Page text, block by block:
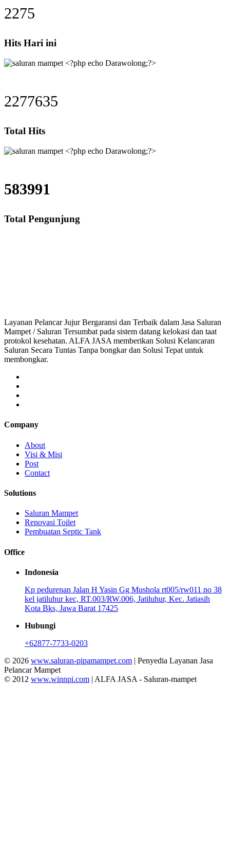
2275
Hits Hari ini
2277635
Total Hits
583991
Total Pengunjung
Layanan Pelancar Jujur Bergaransi dan Terbaik dalam Jasa Saluran
Mampet / Saluran Tersumbat pada sistem datang kelokasi dan taat
protokol kesehatan. ALFA JASA memberikan Solusi Kelancaran
Saluran Secara Tuntas Tanpa bongkar dan Solusi Tepat untuk
membongkar.
Company
About
Visi & Misi
Post
Contact
Solutions
Saluran Mampet
Renovasi Toilet
Pembuatan Septic Tank
Office
Indonesia
Kp pedurenan Jalan H Yasin Gg Mushola rt005/rw011 no 38
kel jatiluhur kec, RT.003/RW.006, Jatiluhur, Kec. Jatiasih
Kota Bks, Jawa Barat 17425
Hubungi
+62877-7733-0203
© 2026 www.saluran-pipamampet.com | Penyedia Layanan Jasa
Pelancar Mampet
© 2012 www.winnpi.com | ALFA JASA - Saluran-mampet